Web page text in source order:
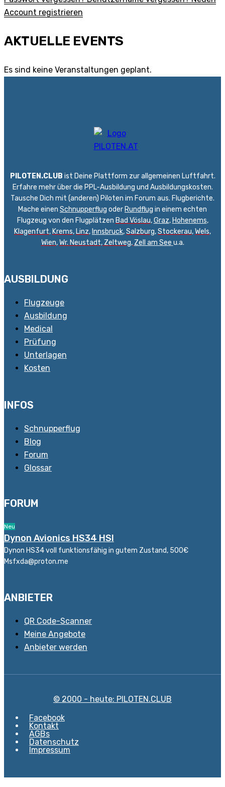
Account registrieren
AKTUELLE EVENTS
Es sind keine Veranstaltungen geplant.
PILOTEN.CLUB ist Deine Plattform zur allgemeinen Luftfahrt.
Erfahre mehr über die PPL-Ausbildung und Ausbildungskosten.
Tausche Dich mit (anderen) Piloten im Forum aus. Flugberichte.
Mache einen Schnupperflug oder Rundflug in einem echten
Flugzeug von den Flugplätzen Bad Vöslau,Graz, Hohenems,
Klagenfurt, Krems, Linz, Innsbruck,Salzburg,Stockerau,Wels,
Wien,Wr. Neustadt, Zeltweg, Zell am See u.a.
AUSBILDUNG
Flugzeuge
Ausbildung
Medical
Prüfung
Unterlagen
Kosten
INFOS
Schnupperflug
Blog
Forum
Glossar
FORUM
Neu
Dynon Avionics HS34 HSI
Dynon HS34 voll funktionsfähig in gutem Zustand, 500€
Msfxda@proton.me
ANBIETER
QR Code-Scanner
Meine Angebote
Anbieter werden
© 2000 - heute: PILOTEN.CLUB
Facebook
Kontakt
AGBs
Datenschutz
Impressum